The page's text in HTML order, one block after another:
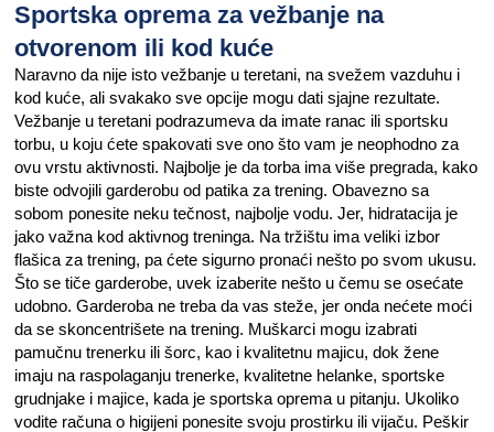
Sportska oprema za vežbanje na
otvorenom ili kod kuće
Naravno da nije isto vežbanje u teretani, na svežem vazduhu i
kod kuće, ali svakako sve opcije mogu dati sjajne rezultate.
Vežbanje u teretani podrazumeva da imate ranac ili sportsku
torbu, u koju ćete spakovati sve ono što vam je neophodno za
ovu vrstu aktivnosti. Najbolje je da torba ima više pregrada, kako
biste odvojili garderobu od patika za trening. Obavezno sa
sobom ponesite neku tečnost, najbolje vodu. Jer, hidratacija je
jako važna kod aktivnog treninga. Na tržištu ima veliki izbor
flašica za trening, pa ćete sigurno pronaći nešto po svom ukusu.
Što se tiče garderobe, uvek izaberite nešto u čemu se osećate
udobno. Garderoba ne treba da vas steže, jer onda nećete moći
da se skoncentrišete na trening. Muškarci mogu izabrati
pamučnu trenerku ili šorc, kao i kvalitetnu majicu, dok žene
imaju na raspolaganju trenerke, kvalitetne helanke, sportske
grudnjake i majice, kada je sportska oprema u pitanju. Ukoliko
vodite računa o higijeni ponesite svoju prostirku ili vijaču. Peškir